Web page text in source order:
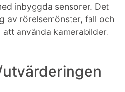
inbyggda sensorer. Det
av rörelsemönster, fall och
använda kamerabilder.